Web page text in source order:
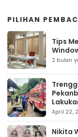
PILIHAN
Tips
2 bulan
April 22,
Nikita